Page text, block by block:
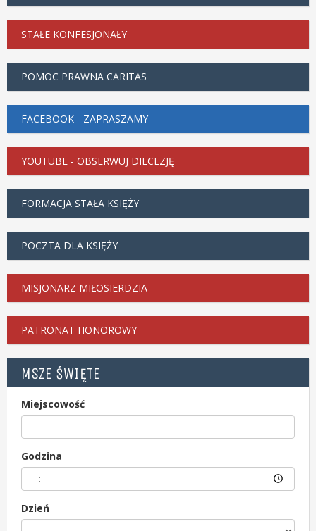
STAŁE KONFESJONAŁY
POMOC PRAWNA CARITAS
FACEBOOK - ZAPRASZAMY
YOUTUBE - OBSERWUJ DIECEZJĘ
FORMACJA STAŁA KSIĘŻY
POCZTA DLA KSIĘŻY
MISJONARZ MIŁOSIERDZIA
PATRONAT HONOROWY
MSZE ŚWIĘTE
Miejscowość
Godzina
Dzień